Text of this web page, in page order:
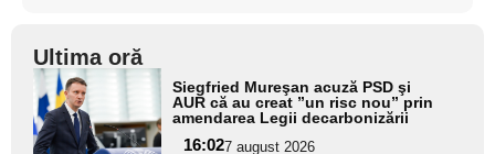
Ultima oră
Adaugă
aici textul
pentru
Siegfried Mureşan acuză PSD şi
AUR că au creat ”un risc nou” prin
amendarea Legii decarbonizării
16:027 august 2026